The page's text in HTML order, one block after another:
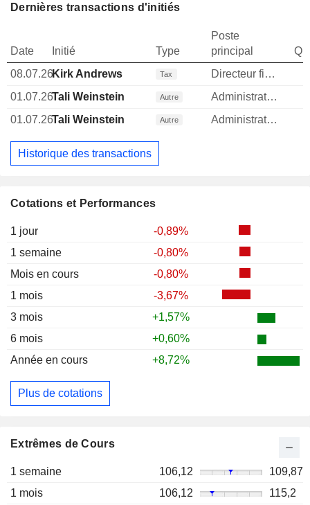
Cotations et Performances
1 jour
-0,89%
1 semaine
-0,80%
Mois en cours
-0,80%
1 mois
-3,67%
3 mois
+1,57%
6 mois
+0,60%
Année en cours
+8,72%
Plus de cotations
Extrêmes de Cours
1 semaine 106,12
109,87
1 mois
106,12
115,2
Dernières transactions d'initiés
Date Initié Type
Poste
principal
08.07.26Kirk Andrews Tax Directeur financier
01.07.26Tali Weinstein Autre
Administrateur
01.07.26Tali Weinstein Autre Administrateur
Historique des transactions